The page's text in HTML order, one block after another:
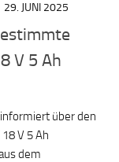
29. JUNI 2025
V 5 Ah
informiert über den
V 5 Ah
dem